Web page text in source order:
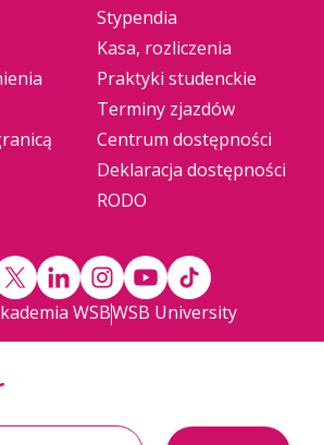
Stypendia
Kasa, rozliczenia
Praktyki studenckie
Terminy zjazdów
Centrum dostępności
Deklaracja dostępności
RODO
WSBWSB University